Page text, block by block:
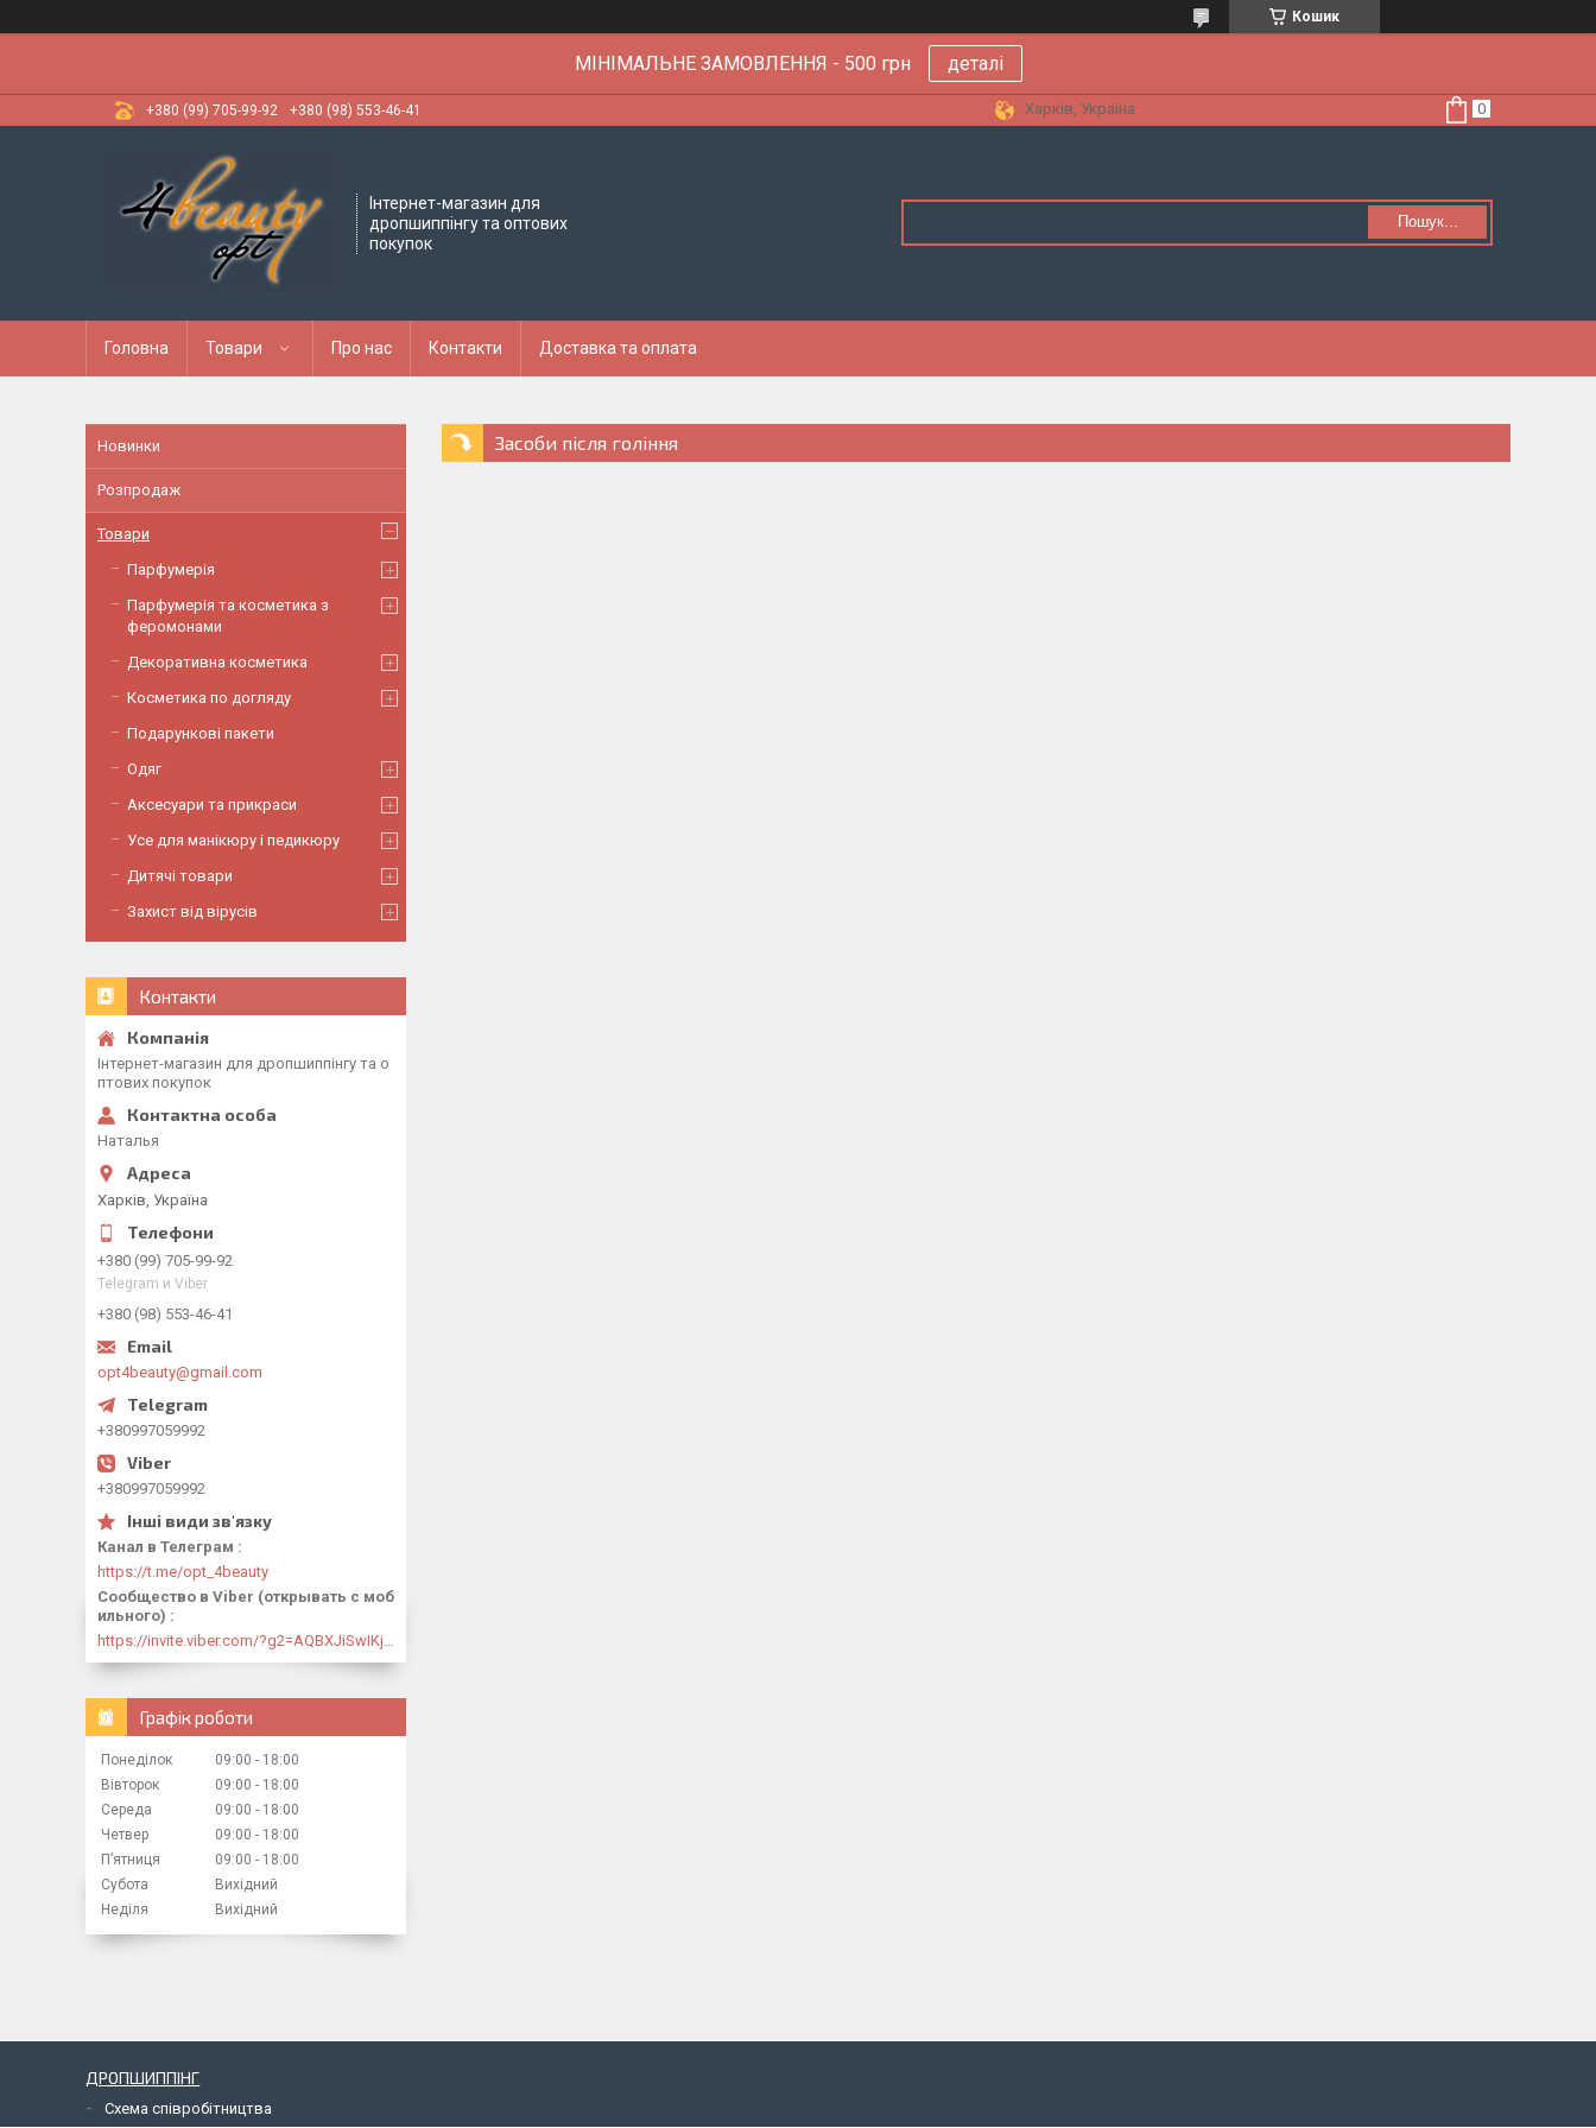
Кошик
МІНІМАЛЬНЕ ЗАМОВЛЕННЯ - 500 грн деталі
+380 (99) 705-99-92 +380 (98) 553-46-41 Харків, Україна
Інтернет-магазин для
дропшиппінгу та оптових
покупок
Пошук...
Головна Товари Про нас Контакти Доставка та оплата
Засоби після гоління
Новинки
Розпродаж
Товари
Парфумерія
Парфумерія та косметика з
феромонами
Декоративна косметика
Косметика по догляду
Подарункові пакети
Одяг
Аксесуари та прикраси
Усе для манікюру і педикюру
Дитячі товари
Захист від вірусів
Контакти
Інтернет-магазин для дропшиппінгу та о
птових покупок
Наталья
Харків, Україна
+380 (99) 705-99-92
Telegram и Viber
+380 (98) 553-46-41
opt4beauty@gmail.com
+380997059992
+380997059992
Канал в Телеграм
https://t.me/opt_4beauty
Сообщество в Viber (открывать с моб
ильного)
Графік роботи
Понеділок 09:00
18:00
Вівторок
09:00
18:00
Середа
09:00
18:00
Четвер
09:00
18:00
Пʼятниця
09:00
18:00
Субота
Вихідний
Неділя
Вихідний
ДРОПШИППІНГ
Схема співробітництва